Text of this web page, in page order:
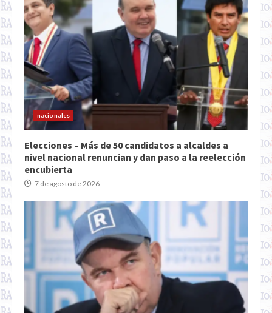
nacionales
Elecciones – Más de 50 candidatos a alcaldes a
nivel nacional renuncian y dan paso a la reelección
encubierta
7 de agosto de 2026